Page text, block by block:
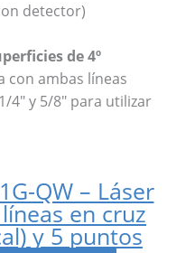
detector)
de 4º
con ambas líneas
4″ y 5/8″ para utilizar
QW – Láser
en cruz
y 5 puntos